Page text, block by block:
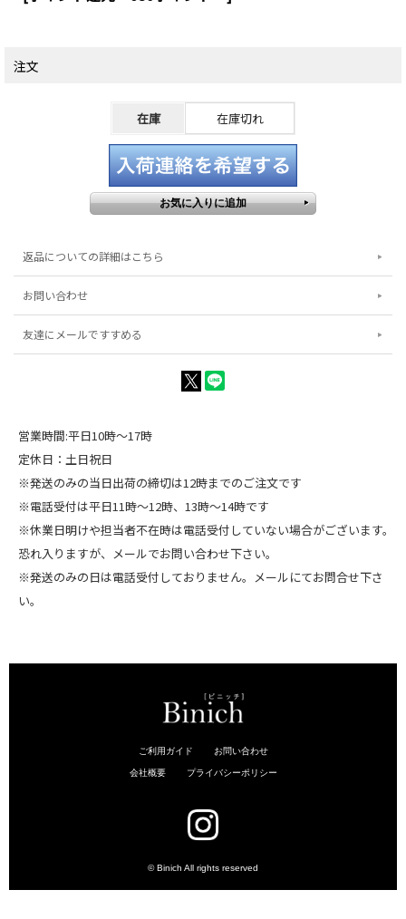
注文
在庫 在庫切れ
返品についての詳細はこちら
お問い合わせ
友達にメールですすめる
営業時間:平日10時～17時
定休日：土日祝日
※発送のみの当日出荷の締切は12時までのご注文です
※電話受付は平日11時～12時、13時～14時です
※休業日明けや担当者不在時は電話受付していない場合がございます。
恐れ入りますが、メールでお問い合わせ下さい。
※発送のみの日は電話受付しておりません。メールにてお問合せ下さ
い。